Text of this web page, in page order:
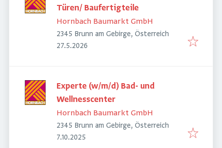
Türen/ Baufertigteile
Hornbach Baumarkt GmbH
2345 Brunn am Gebirge, Österreich
Veröffentlicht
27.5.2026
Experte (w/m/d) Bad- und
Wellnesscenter
Hornbach Baumarkt GmbH
2345 Brunn am Gebirge, Österreich
Veröffentlicht
7.10.2025